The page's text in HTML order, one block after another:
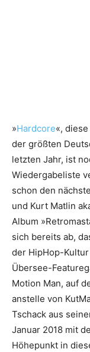
»Hardcore«,
der größten
letzten Jahr, ist
Wiedergabeliste
schon den
und Kurt Matlin
Album
sich bereits ab,
der HipHop-
Übersee-
Motion Man, auf
anstelle von
Tschack aus
Januar 2018 mit
Höhepunkt in